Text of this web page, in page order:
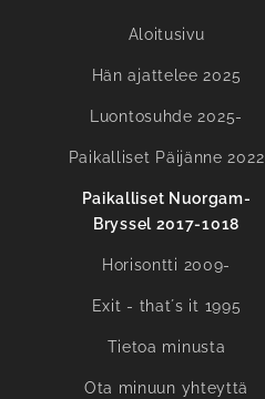
Aloitusivu
Hän ajattelee 2025
Luontosuhde 2025-
Paikalliset Päijänne 2022
Paikalliset Nuorgam-
Bryssel 2017-1018
Horisontti 2009-
Exit - that´s it 1995
Tietoa minusta
Ota minuun yhteyttä